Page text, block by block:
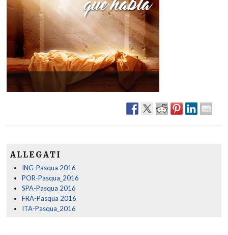
ALLEGATI
ING-Pasqua 2016
POR-Pasqua_2016
SPA-Pasqua 2016
FRA-Pasqua 2016
ITA-Pasqua_2016